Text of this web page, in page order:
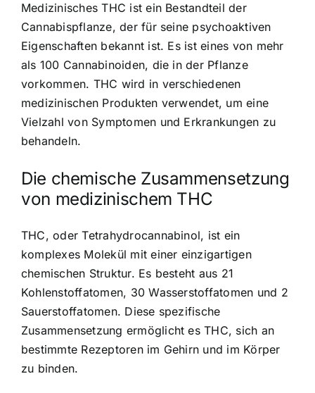
Medizinisches THC ist ein Bestandteil der
Cannabispflanze, der für seine psychoaktiven
Eigenschaften bekannt ist. Es ist eines von mehr
als 100 Cannabinoiden, die in der Pflanze
vorkommen. THC wird in verschiedenen
medizinischen Produkten verwendet, um eine
Vielzahl von Symptomen und Erkrankungen zu
behandeln.
Die chemische Zusammensetzung
von medizinischem THC
THC, oder Tetrahydrocannabinol, ist ein
komplexes Molekül mit einer einzigartigen
chemischen Struktur. Es besteht aus 21
Kohlenstoffatomen, 30 Wasserstoffatomen und 2
Sauerstoffatomen. Diese spezifische
Zusammensetzung ermöglicht es THC, sich an
bestimmte Rezeptoren im Gehirn und im Körper
zu binden.